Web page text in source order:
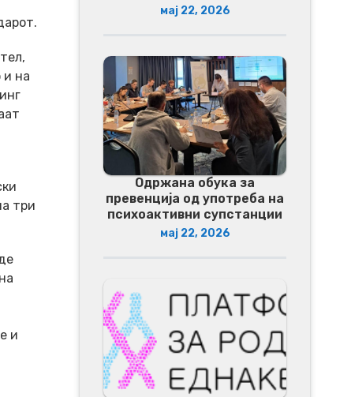
и на
три
и
мај 22, 2026
Одржана обука за
превенција од употреба на
психоактивни супстанции
мај 22, 2026